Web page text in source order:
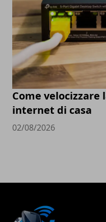
Come velocizzare
internet di casa
02/08/2026